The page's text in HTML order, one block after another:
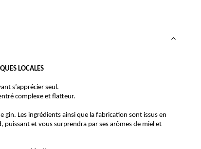
LOCALES
s’apprécier seul.
complexe et flatteur.
Les ingrédients ainsi que la fabrication sont issus en
et vous surprendra par ses arômes de miel et